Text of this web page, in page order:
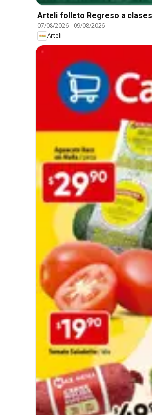
Arteli folleto Regreso a clases
07/08/2026- 09/08/2026
Arteli